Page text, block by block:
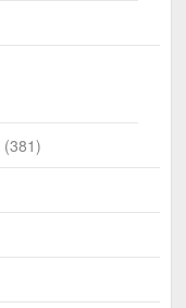
(381)